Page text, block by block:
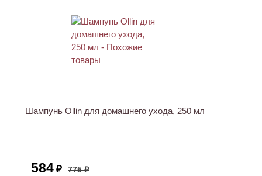
Шампунь Ollin для домашнего ухода, 250 мл
584 ₽ 775 ₽